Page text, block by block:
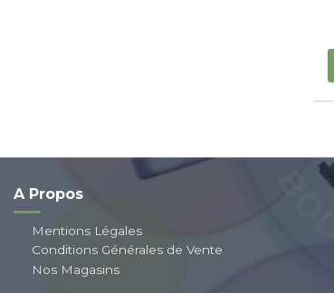
A Propos
Mentions Légales
Conditions Générales de Vente
Nos Magasins